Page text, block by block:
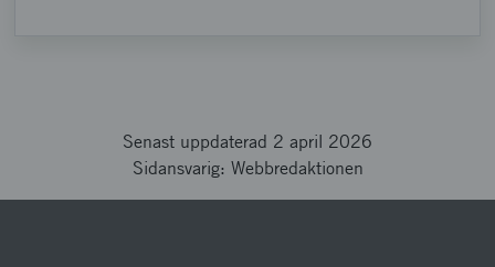
Senast uppdaterad 2 april 2026
Sidansvarig: Webbredaktionen